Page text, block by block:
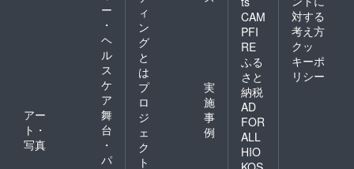
ー
・
ヘ
ル
ス
ケ
ア
アー
ト・
写真
舞
台
・
パ
ィ
ン
グ
と
は
プ
ロ
ジ
ェ
ク
ト
実
施
事
例
CAM
PFI
RE
ふる
さと
納税
AD
FOR
ALL
HIO
対する
考え方
クッ
キーポ
リシー